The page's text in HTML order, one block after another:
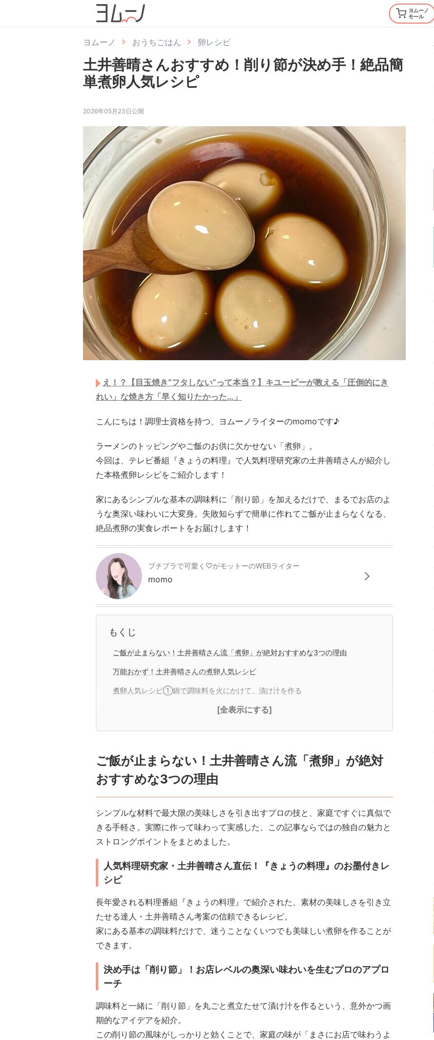
ヨムーノ
モール
ヨムーノ おうちごはん 卵レシピ
土井善晴さんおすすめ！削り節が決め手！絶品簡
単煮卵人気レシピ
2026年05月23日公開
え！？【目玉焼き“フタしない”って本当？】キユーピーが教える「圧倒的にき
れい」な焼き方「早く知りたかった…」
こんにちは！調理士資格を持つ、ヨムーノライターのmomoです♪
ラーメンのトッピングやご飯のお供に欠かせない「煮卵」。
今回は、テレビ番組『きょうの料理』で人気料理研究家の土井善晴さんが紹介し
た本格煮卵レシピをご紹介します！
家にあるシンプルな基本の調味料に「削り節」を加えるだけで、まるでお店のよ
うな奥深い味わいに大変身。失敗知らずで簡単に作れてご飯が止まらなくなる、
絶品煮卵の実食レポートをお届けします！
プチプラで可愛く♡がモットーのWEBライター
momo
もくじ
ご飯が止まらない！土井善晴さん流「煮卵」が絶対おすすめな3つの理由
万能おかず！土井善晴さんの煮卵人気レシピ
煮卵人気レシピ①鍋で調味料を火にかけて、漬け汁を作る
[全表示にする]
ご飯が止まらない！土井善晴さん流「煮卵」が絶対
おすすめな3つの理由
シンプルな材料で最大限の美味しさを引き出すプロの技と、家庭ですぐに真似で
きる手軽さ。実際に作って味わって実感した、この記事ならではの独自の魅力と
ストロングポイントをまとめました。
人気料理研究家・土井善晴さん直伝！『きょうの料理』のお墨付きレ
シピ
長年愛される料理番組『きょうの料理』で紹介された、素材の美味しさを引き立
たせる達人・土井善晴さん考案の信頼できるレシピ。
家にある基本の調味料だけで、迷うことなくいつでも美味しい煮卵を作ることが
できます。
決め手は「削り節」！お店レベルの奥深い味わいを生むプロのアプロ
ーチ
調味料と一緒に「削り節」を丸ごと煮立たせて漬け汁を作るという、意外かつ画
期的なアイデアを紹介。
この削り節の風味がしっかりと効くことで、家庭の味が「まさにお店で味わうよ